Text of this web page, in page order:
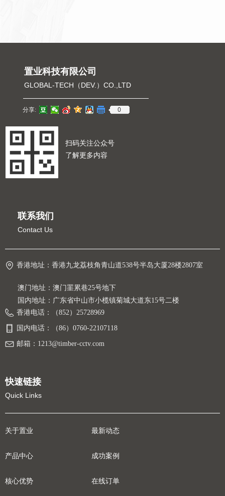
香港地址： 香港九龙荔枝角青山道538号半岛大厦28楼2807室
联系我们
Contact Us
澳门地址：澳门罣累巷25号地下
国内地址：广东省中山市小榄镇菊城大道东15号二楼
香港电话：
（852）25728969
国内电话： （86）0760-22107118
邮箱： 1213@timber-cctv.com
快速链接
Quick Links
关于置业
产品中心
核心优势
最新动态
成功案例
在线订单
扫码关注公众号
了解更多内容
分享: 0
置业科技有限公司
GLOBAL-TECH（DEV.）CO.,LTD